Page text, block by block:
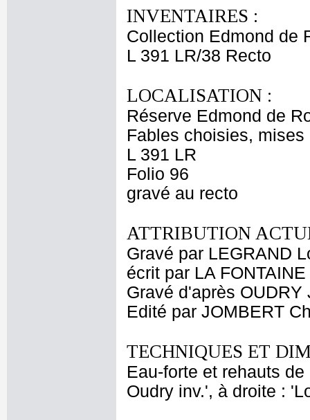
INVENTAIRES :
Collection Edmond de
L 391 LR/38 Recto
LOCALISATION :
Réserve Edmond de
Fables choisies,
L 391 LR
Folio 96
gravé au recto
ATTRIBUTION
Gravé par LEGRAND
écrit par LA
Gravé d'après OUDRY
Edité par JOMBERT
TECHNIQUES ET
Eau-forte et rehauts
Oudry inv.', à droite :